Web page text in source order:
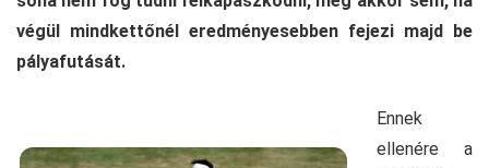
végül mindkettőnél eredményesebben fejezi majd be
pályafutását.
Ennek
ellenére a